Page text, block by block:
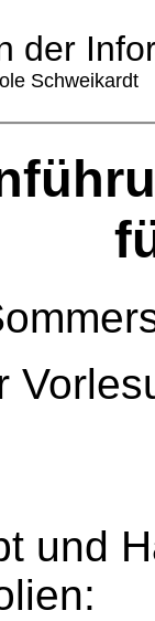
der
Schweikardt
und